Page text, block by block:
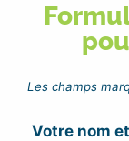
Les champs
Votre nom et